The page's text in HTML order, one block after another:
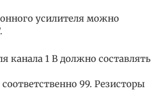
усилителя можно
канала 1 В должно составлять
99. Резисторы